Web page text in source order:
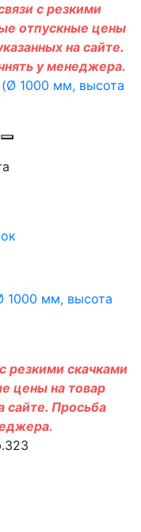
с резкими
отпускные цены
на сайте.
у менеджера.
резкими скачками
цены на товар
сайте. Просьба